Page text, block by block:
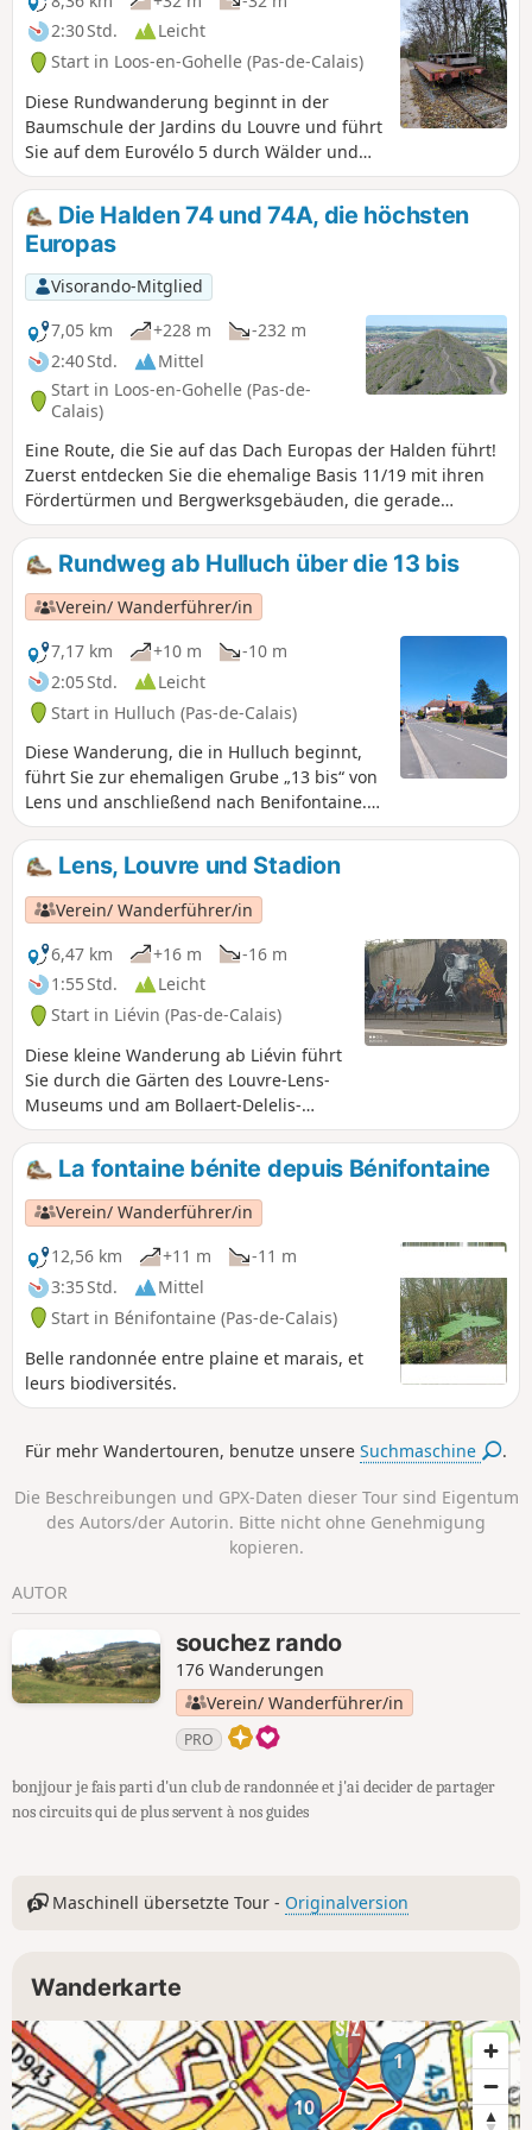
2:30 Std.
Leicht
Start in Loos-en-Gohelle (Pas-de-Calais)
Diese Rundwanderung beginnt in der
Baumschule der Jardins du Louvre und führt
Sie auf dem Eurovélo 5 durch Wälder und
Städte bis zur Kirche Saint-Auguste, wo Sie
umkehren.
Die Halden 74 und 74A, die höchsten
Europas
Visorando-Mitglied
7,05 km
+228 m
-232 m
2:40 Std.
Mittel
Start in Loos-en-Gohelle (Pas-de-
Calais)
Eine Route, die Sie auf das Dach Europas der Halden führt!
Zuerst entdecken Sie die ehemalige Basis 11/19 mit ihren
Fördertürmen und Bergwerksgebäuden, die gerade
umgebaut werden. Sie werden auch einige angenehme
Abschnitte im Unterholz genießen.
Rundweg ab Hulluch über die 13 bis
Verein/ Wanderführer/in
7,17 km
+10 m
-10 m
2:05 Std.
Leicht
Start in Hulluch (Pas-de-Calais)
Diese Wanderung, die in Hulluch beginnt,
führt Sie zur ehemaligen Grube „13 bis“ von
Lens und anschließend nach Benifontaine.
Ein bisschen Geschichte: Hulluch ist eine
Gemeinde im Bergbaugebiet, das zum
UNESCO-Weltkulturerbe gehört.
Lens, Louvre und Stadion
Verein/ Wanderführer/in
6,47 km
+16 m
-16 m
1:55 Std.
Leicht
Start in Liévin (Pas-de-Calais)
Diese kleine Wanderung ab Liévin führt
Sie durch die Gärten des Louvre-Lens-
Museums und am Bollaert-Delelis-
Stadion vorbei. Sie durchqueren den
Skatepark, bevor Sie auf gut
begehbaren Wegen zum öffentlichen
Park Jean Perrin gelangen.
La fontaine bénite depuis Bénifontaine
Verein/ Wanderführer/in
12,56 km
+11 m
-11 m
3:35 Std.
Mittel
Start in Bénifontaine (Pas-de-Calais)
Belle randonnée entre plaine et marais, et
leurs biodiversités.
Für mehr Wandertouren, benutze unsereSuchmaschine .
Die Beschreibungen und GPX-Daten dieser Tour sind Eigentum
des Autors/der Autorin. Bitte nicht ohne Genehmigung
kopieren.
AUTOR
souchez rando
176 Wanderungen
Verein/ Wanderführer/in
PRO
bonjjour je fais parti d'un club de randonnée et j'ai decider de partager
nos circuits qui de plus servent à nos guides
Maschinell übersetzte Tour - Originalversion
Wanderkarte
1
10
11